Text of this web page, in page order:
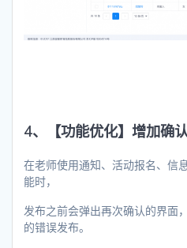
4、【功能优化】增加确
在老师使用通知、活动报名、信
能时，
发布之前会弹出再次确认的界面
的错误发布。